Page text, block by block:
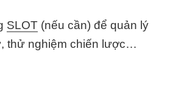
SLOT (nếu cần) để quản lý
thử nghiệm chiến lược…